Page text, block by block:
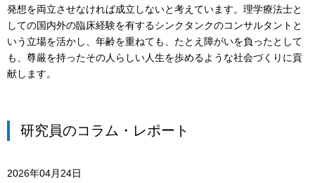
発想を両立させなければ成立しないと考えています。理学療法士と
しての国内外の臨床経験を有するシンクタンクのコンサルタントと
いう立場を活かし、年齢を重ねても、たとえ障がいを負ったとして
も、尊厳を持ったその人らしい人生を歩めるような社会づくりに貢
献します。
研究員のコラム・レポート
2026年04月24日